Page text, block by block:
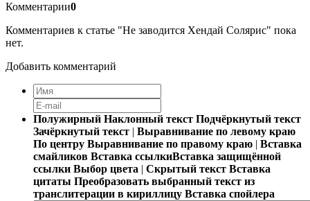
Комментарии0
Комментариев к статье "Не заводится Хендай Солярис" пока
нет.
Добавить комментарий
Полужирный Наклонный текст Подчёркнутый текст
Зачёркнутый текст | Выравнивание по левому краю
По центру Выравнивание по правому краю | Вставка
смайликов Вставка ссылкиВставка защищённой
ссылки Выбор цвета | Скрытый текст Вставка
цитаты Преобразовать выбранный текст из
транслитерации в кириллицу Вставка спойлера